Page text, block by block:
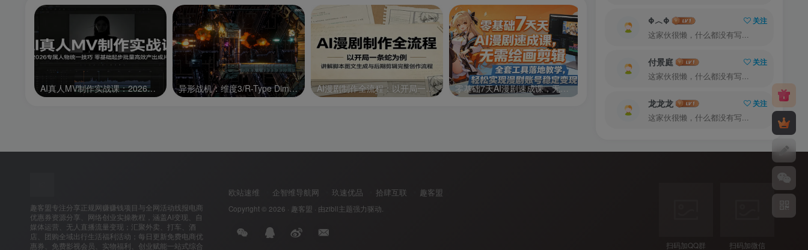
AI真人MV制作实战课：2026专属人物统一技巧，零基础起步批量高效产出成片 异形战机：维度3/R-Type Dimensions III AI漫剧制作全流程：以开局一条蛇为例，讲解脚本图文生成与后期剪辑完整创作流程 零基础7天AI漫剧速成课，无需绘画剪辑，全套工具落地教学，轻松实现漫剧账号稳定变现
Φ︿Φ
关注
这家伙很懒，什么都没有写...
付景庭
关注
这家伙很懒，什么都没有写...
龙龙龙
关注
这家伙很懒，什么都没有写...
趣客盟专注分享正规网赚赚钱项目与全网活动线报电商
优惠券资源分享、网络创业实操教程，涵盖AI变现、自
媒体运营、无人直播流量变现；汇聚外卖、打车、酒
店、团购全域出行生活福利活动；每日更新免费电商优
惠券、免费影视会员、实物福利、创业赋能一站式综合
欧站速维 企智维导航网 玖速优品 拾肆互联 趣客盟
Copyright © 2026 · 趣客盟 · 由zibll主题强力驱动.
扫码加QQ群 扫码加微信